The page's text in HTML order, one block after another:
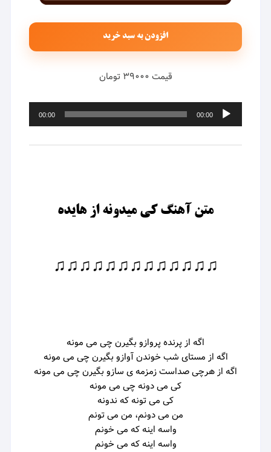
افزودن به سبد خرید
قیمت ۳۹۰۰۰ تومان
پخش‌کننده
صوت
00:00
00:00
متن آهنگ کی میدونه از هایده
♫♫♫♫♫♫♫♫♫♫♫♫♫
اگه از پرنده پروازو بگیرن چی می مونه
اگه از مستای شب خوندن آوازو بگیرن چی می مونه
اگه از هرچی صداست زمزمه ی سازو بگیرن چی می مونه
کی می دونه چی می مونه
کی می تونه که ندونه
من می دونم، من می تونم
واسه اینه که می خونم
واسه اینه که می خونم